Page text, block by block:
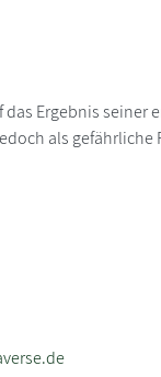
das Ergebnis
als